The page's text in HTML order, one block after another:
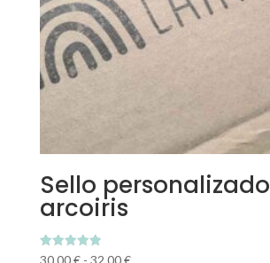
Sello personalizado
arcoiris
Valorado
30,00€ - 32,00€Rango